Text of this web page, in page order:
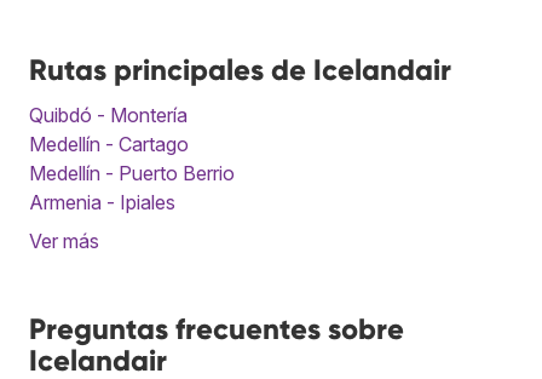
Rutas principales de Icelandair
Quibdó - Montería
Medellín - Cartago
Medellín - Puerto Berrio
Armenia - Ipiales
Ver más
Preguntas frecuentes sobre
Icelandair